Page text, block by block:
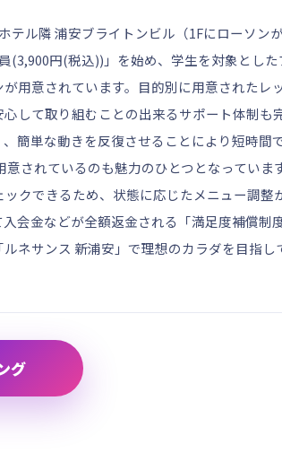
ル隣 浦安ブライトンビル（1Fにローソンが
(3,900円(税込))」を始め、学生を対象とした
用意されています。目的別に用意されたレ
して取り組むことの出来るサポート体制も
簡単な動きを反復させることにより短時間
されているのも魅力のひとつとなっていま
クできるため、状態に応じたメニュー調整
会金などが全額返金される「満足度補償制
ネサンス 新浦安」で理想のカラダを目指し
グ